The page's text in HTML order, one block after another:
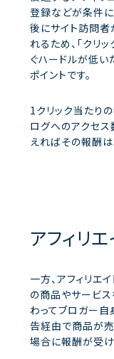
登録などが条件に
後にサイト訪問者
れるため、「クリ
ぐハードルが低
ポイントです。
1クリック当たり
ログへのアクセス
えればその報酬
アフィリ
一方、アフィリエ
の商品やサービ
わってブロガー
告経由で商品が
場合に報酬が受け